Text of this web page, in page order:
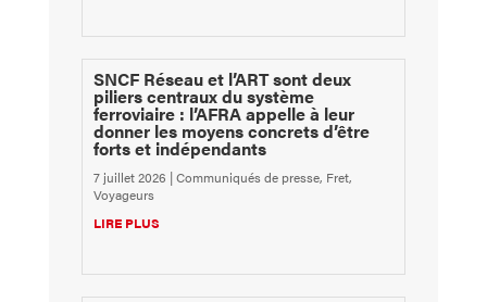
SNCF Réseau et l’ART sont deux
piliers centraux du système
ferroviaire : l’AFRA appelle à leur
donner les moyens concrets d’être
forts et indépendants
7 juillet 2026 |Communiqués de presse, Fret,
Voyageurs
LIRE PLUS